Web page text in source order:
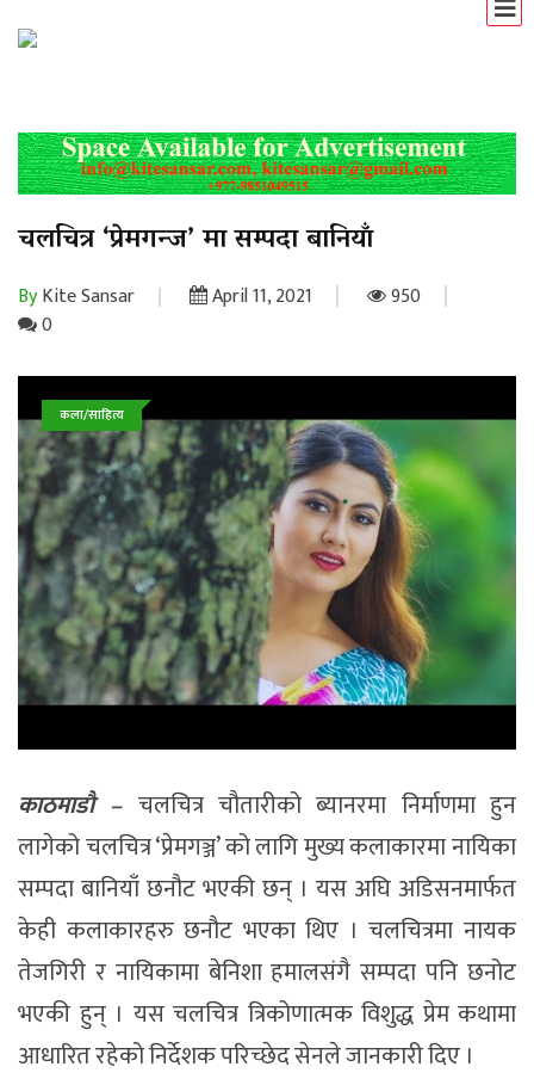
चलचित्र ‘प्रेमगन्ज’ मा सम्पदा बानियाँ
ByKite Sansar April 11, 2021
950
0
कला/साहित्य
काठमाडाै – चलचित्र चौतारीको ब्यानरमा निर्माणमा हुन
लागेको चलचित्र ‘प्रेमगञ्ज’ को लागि मुख्य कलाकारमा नायिका
सम्पदा बानियाँ छनौट भएकी छन् । यस अघि अडिसनमार्फत
केही कलाकारहरु छनौट भएका थिए । चलचित्रमा नायक
तेजगिरी र नायिकामा बेनिशा हमालसंगै सम्पदा पनि छनोट
भएकी हुन् । यस चलचित्र त्रिकोणात्मक विशुद्ध प्रेम कथामा
आधारित रहेको निर्देशक परिच्छेद सेनले जानकारी दिए ।